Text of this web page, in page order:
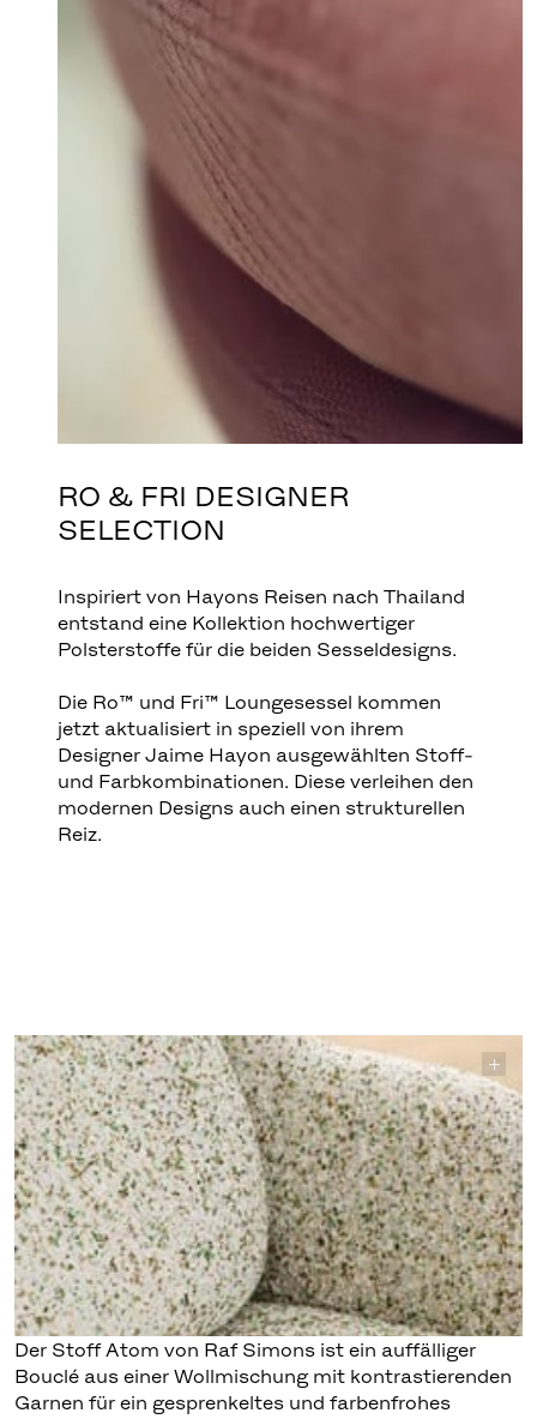
RO & FRI DESIGNER
SELECTION
Inspiriert von Hayons Reisen nach Thailand
entstand eine Kollektion hochwertiger
Polsterstoffe für die beiden Sesseldesigns.
Die Ro™ und Fri™ Loungesessel kommen
jetzt aktualisiert in speziell von ihrem
Designer Jaime Hayon ausgewählten Stoff-
und Farbkombinationen. Diese verleihen den
modernen Designs auch einen strukturellen
Reiz.
Der Stoff Atom von Raf Simons ist ein auffälliger
Bouclé aus einer Wollmischung mit kontrastierenden
Garnen für ein gesprenkeltes und farbenfrohes